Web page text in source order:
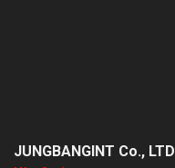
JUNGBANGINT Co., LTD